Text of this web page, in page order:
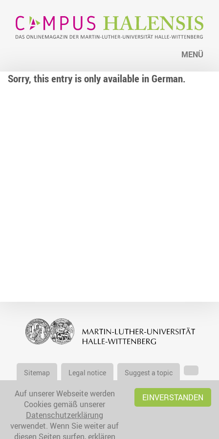
MENÜ
Sorry, this entry is only available in German.
Sitemap Legal notice Suggest a topic
Auf unserer Webseite werden
Cookies gemäß unserer
Datenschutzerklärung
verwendet. Wenn Sie weiter auf
diesen Seiten surfen, erklären
EINVERSTANDEN